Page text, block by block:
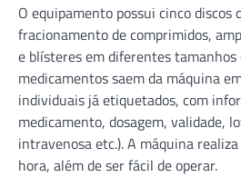
O equipamento possui cinco discos
fracionamento de comprimidos,
e blísteres em diferentes tamanhos
medicamentos saem da máquina
individuais já etiquetados, com
medicamento, dosagem, validade,
intravenosa etc.). A máquina
hora, além de ser fácil de operar.